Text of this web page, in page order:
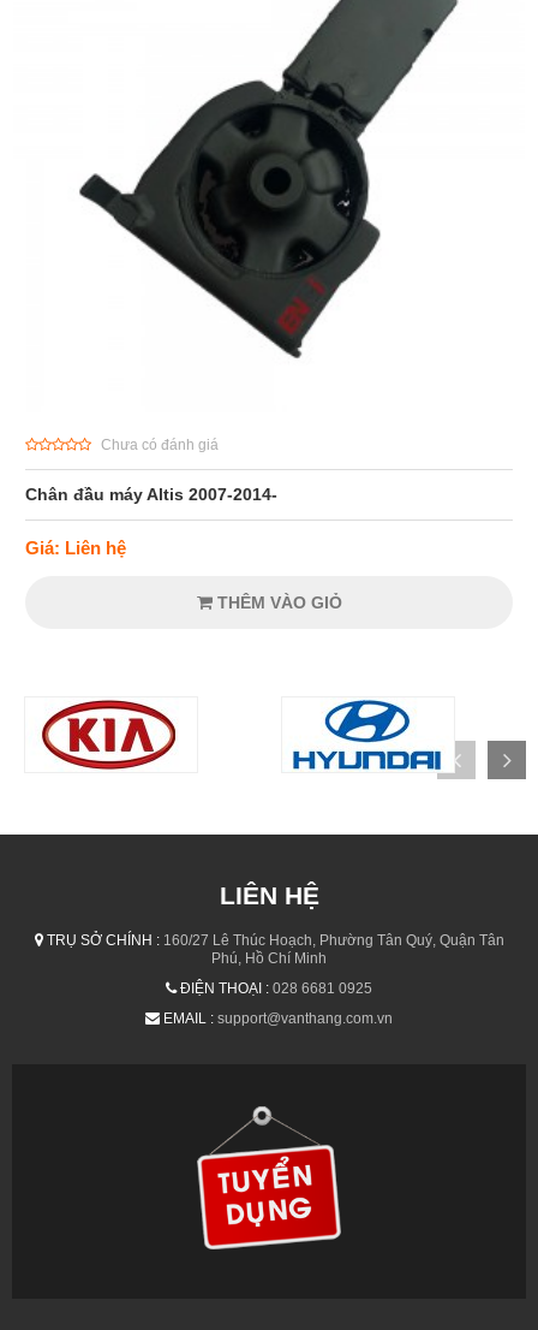
Chưa có đánh giá
Chân đầu máy Altis 2007-2014-
Giá: Liên hệ
THÊM VÀO GIỎ
LIÊN HỆ
TRỤ SỞ CHÍNH :160/27 Lê Thúc Hoạch, Phường Tân Quý, Quận Tân
Phú, Hồ Chí Minh
ĐIỆN THOẠI : 028 6681 0925
EMAIL : support@vanthang.com.vn